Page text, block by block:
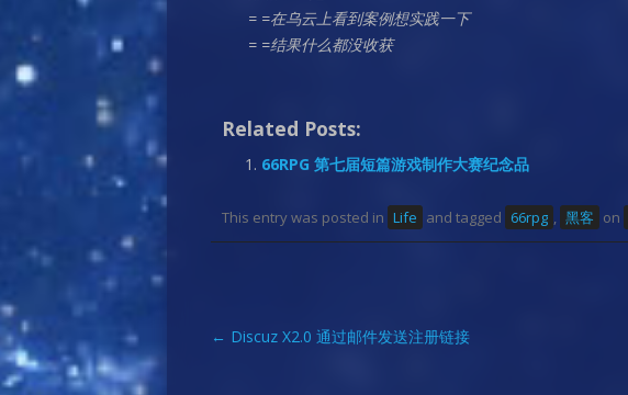
= =在乌云上看到案例想实践一下
= =结果什么都没收获
Related Posts:
66RPG 第七届短篇游戏制作大赛纪念品
This entry was posted in Life and tagged 66rpg , 黑客 on
Post
← Discuz X2.0 通过邮件发送注册链接